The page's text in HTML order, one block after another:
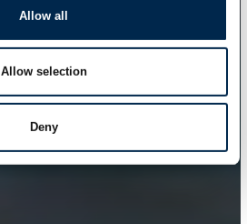
Allow all
Allow selection
Deny